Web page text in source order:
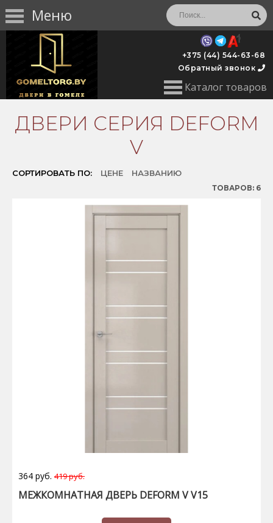
Меню
Каталог товаров
+375 (44) 544-63-68
Обратный звонок
ДВЕРИ СЕРИЯ DEFORM
V
СОРТИРОВАТЬ ПО: ЦЕНЕ НАЗВАНИЮ
ТОВАРОВ: 6
364 руб. 419 руб.
МЕЖКОМНАТНАЯ ДВЕРЬ DEFORM V V15